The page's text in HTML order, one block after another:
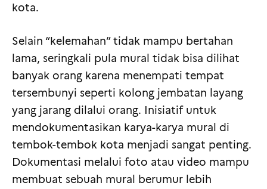
kota.
Selain “kelemahan” tidak mampu bertahan
lama, seringkali pula mural tidak bisa dilihat
banyak orang karena menempati tempat
tersembunyi seperti kolong jembatan layang
yang jarang dilalui orang. Inisiatif untuk
mendokumentasikan karya-karya mural di
tembok-tembok kota menjadi sangat penting.
Dokumentasi melalui foto atau video mampu
membuat sebuah mural berumur lebih